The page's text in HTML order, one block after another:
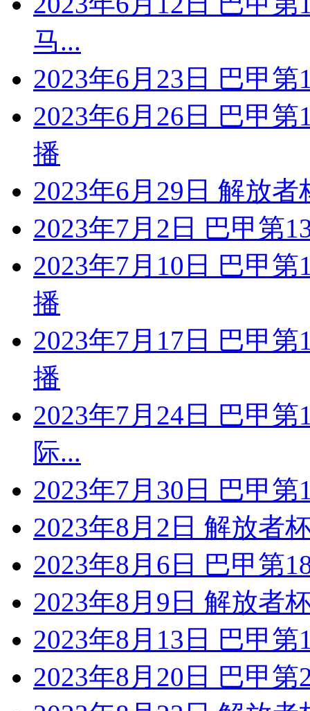
马...
2023年6月23日 巴甲
2023年6月26日 巴甲
播
2023年6月29日 解放
2023年7月2日 巴甲第
2023年7月10日 巴甲
播
2023年7月17日 巴甲
播
2023年7月24日 巴甲
际...
2023年7月30日 巴甲
2023年8月2日 解放者
2023年8月6日 巴甲第
2023年8月9日 解放者
2023年8月13日 巴甲
2023年8月20日 巴甲